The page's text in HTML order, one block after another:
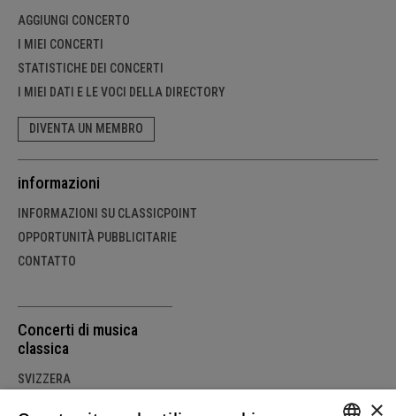
AGGIUNGI CONCERTO
I MIEI CONCERTI
STATISTICHE DEI CONCERTI
I MIEI DATI E LE VOCI DELLA DIRECTORY
DIVENTA UN MEMBRO
informazioni
INFORMAZIONI SU CLASSICPOINT
OPPORTUNITÀ PUBBLICITARIE
CONTATTO
Concerti di musica
classica
SVIZZERA
×